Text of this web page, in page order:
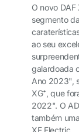
O novo
segmento
ao seu
galardoada
Ano 2023",
XG⁺, que
2022". O
também
XF Electric.